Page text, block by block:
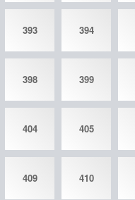
393 394
398 399
404 405
409 410